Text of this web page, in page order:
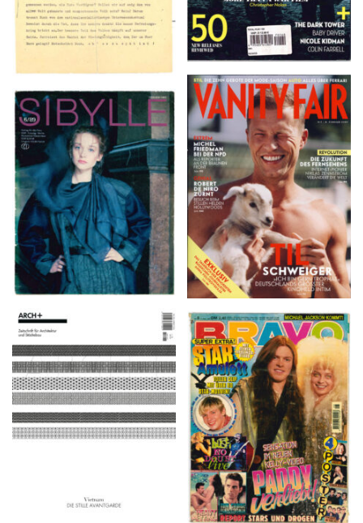
VANITY FAIR – Nr. 7 –
8. Februar 2007
SIBYLLE 6/89
ARCH+ Nr. 226, Herbst
2016
BRAVO – Nr. 8, 13. Febr.
1997